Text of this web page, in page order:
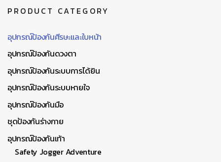
PRODUCT CATEGORY
อุปกรณ์ป้องกันศีรษะและใบหน้า
อุปกรณ์ป้องกันดวงตา
อุปกรณ์ป้องกันระบบการได้ยิน
อุปกรณ์ป้องกันระบบหายใจ
อุปกรณ์ป้องกันมือ
ชุดป้องกันร่างกาย
อุปกรณ์ป้องกันเท้า
Safety Jogger Adventure